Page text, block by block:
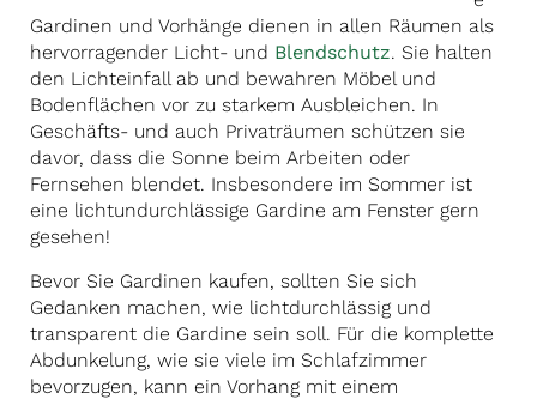
Gardinen und Vorhänge dienen in allen Räumen als
hervorragender Licht- und Blendschutz. Sie halten
den Lichteinfall ab und bewahren Möbel und
Bodenflächen vor zu starkem Ausbleichen. In
Geschäfts- und auch Privaträumen schützen sie
davor, dass die Sonne beim Arbeiten oder
Fernsehen blendet. Insbesondere im Sommer ist
eine lichtundurchlässige Gardine am Fenster gern
gesehen!
Bevor Sie Gardinen kaufen, sollten Sie sich
Gedanken machen, wie lichtdurchlässig und
transparent die Gardine sein soll. Für die komplette
Abdunkelung, wie sie viele im Schlafzimmer
bevorzugen, kann ein Vorhang mit einem